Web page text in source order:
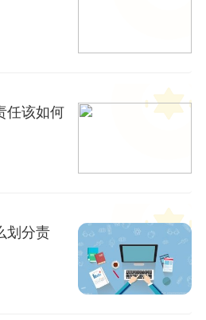
任该如何
划分责